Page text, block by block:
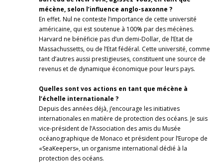
mécène, selon l’influence anglo-saxonne ?
En effet. Nul ne conteste l’importance de cette université
américaine, qui est soutenue à 100% par des mécènes.
Harvard ne bénéficie pas d’un demi-Dollar, de l’Etat de
Massachussetts, ou de l’Etat fédéral. Cette université, comme
tant d’autres aussi prestigieuses, constituent une source de
revenus et de dynamique économique pour leurs pays.
Quelles sont vos actions en tant que mécène à
l’échelle internationale ?
Depuis des années déjà, j’encourage les initiatives
internationales en matière de protection des océans. Je suis
vice-président de l’Association des amis du Musée
océanographique de Monaco et président pour l’Europe de
«SeaKeepers», un organisme international dédié à la
protection des océans.